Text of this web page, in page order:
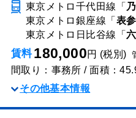
東京メトロ千代田線「
東京メトロ銀座線「 表
東京メトロ日比谷線「
賃料180,000円 (税別)
間取り：事務所 / 面積：
その他基本情報